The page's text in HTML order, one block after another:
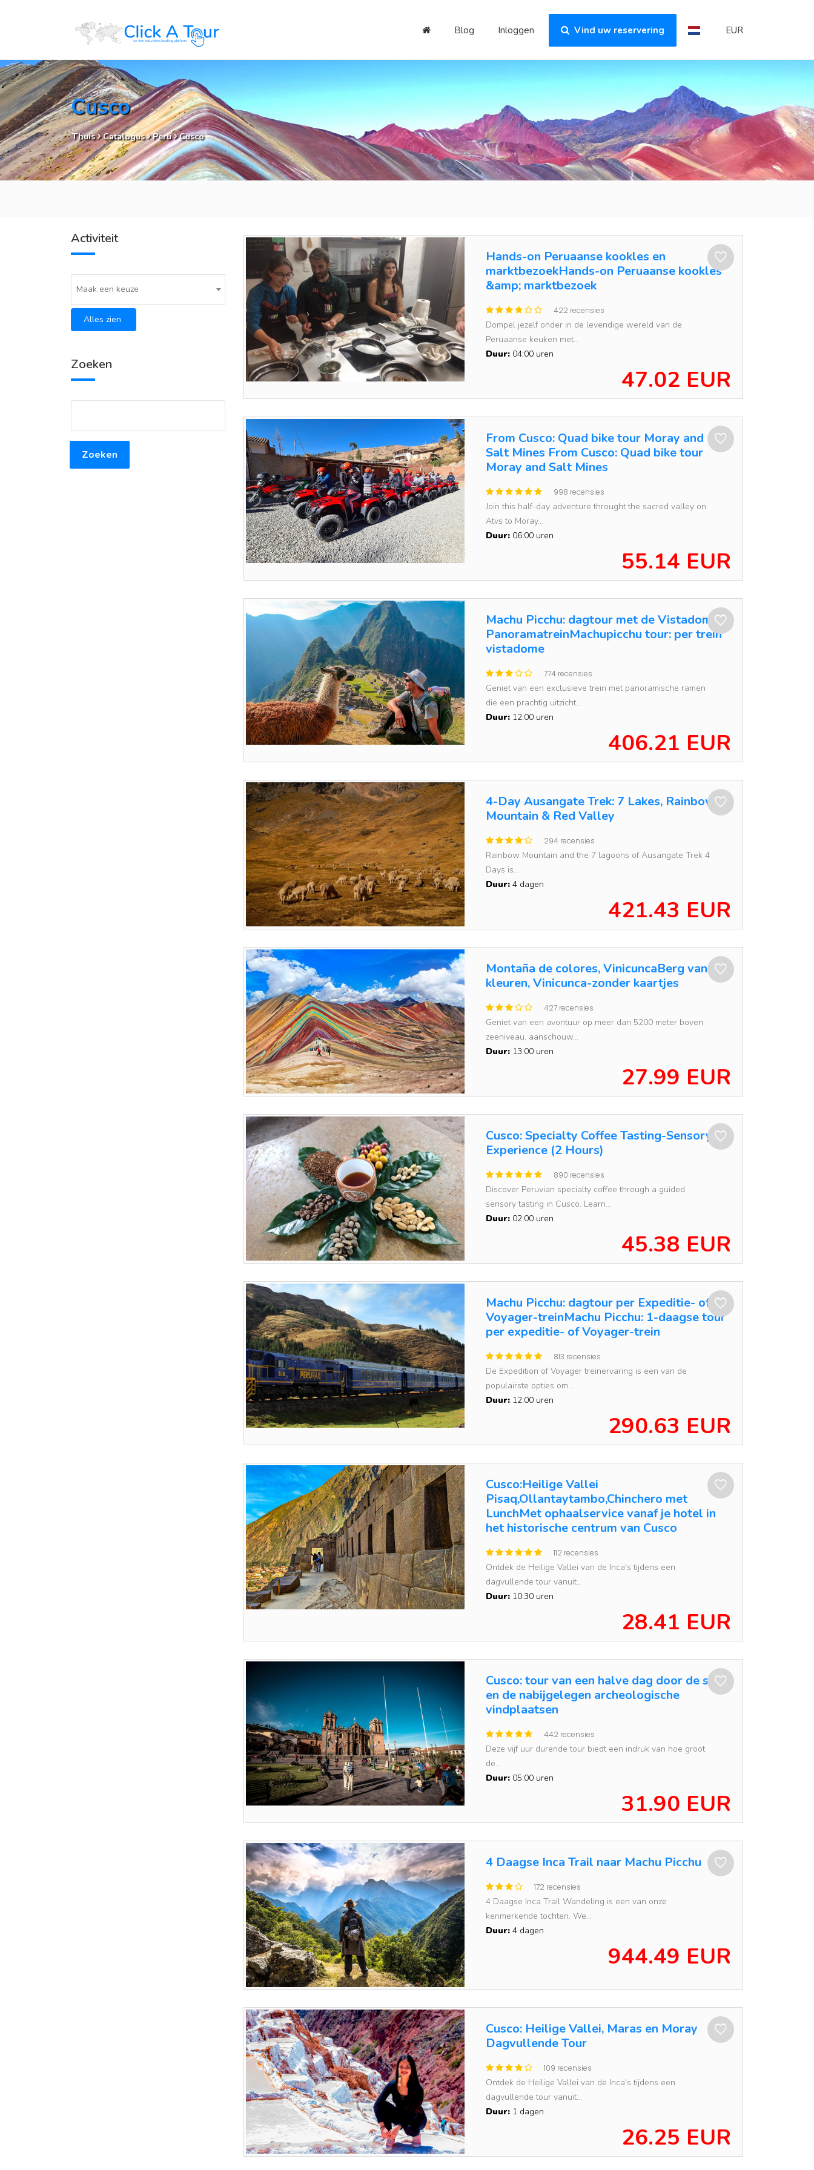
Blog Inloggen Vind uw reservering EUR
Cusco
Thuis Catalogus Peru Cusco
Activiteit
Maak een keuze
Alles zien
Zoeken
Zoeken
Hands-on Peruaanse kookles en
marktbezoekHands-on Peruaanse kookles
&amp; marktbezoek
422 recensies
Dompel jezelf onder in de levendige wereld van de
Peruaanse keuken met...
Duur: 04:00 uren
47.02 EUR
From Cusco: Quad bike tour Moray and
Salt Mines From Cusco: Quad bike tour
Moray and Salt Mines
998 recensies
Join this half-day adventure throught the sacred valley on
Atvs to Moray...
Duur: 06:00 uren
55.14 EUR
Machu Picchu: dagtour met de Vistadome
PanoramatreinMachupicchu tour: per trein
vistadome
774 recensies
Geniet van een exclusieve trein met panoramische ramen
die een prachtig uitzicht...
Duur: 12:00 uren
406.21 EUR
4-Day Ausangate Trek: 7 Lakes, Rainbow
Mountain & Red Valley
294 recensies
Rainbow Mountain and the 7 lagoons of Ausangate Trek 4
Days is...
Duur: 4 dagen
421.43 EUR
Montaña de colores, VinicuncaBerg van
kleuren, Vinicunca-zonder kaartjes
427 recensies
Geniet van een avontuur op meer dan 5200 meter boven
zeeniveau, aanschouw...
Duur: 13:00 uren
27.99 EUR
Cusco: Specialty Coffee Tasting-Sensory
Experience (2 Hours)
890 recensies
Discover Peruvian specialty coffee through a guided
sensory tasting in Cusco. Learn...
Duur: 02:00 uren
45.38 EUR
Machu Picchu: dagtour per Expeditie- of
Voyager-treinMachu Picchu: 1-daagse tour
per expeditie- of Voyager-trein
813 recensies
De Expedition of Voyager treinervaring is een van de
populairste opties om...
Duur: 12:00 uren
290.63 EUR
Cusco:Heilige Vallei
Pisaq,Ollantaytambo,Chinchero met
LunchMet ophaalservice vanaf je hotel in
het historische centrum van Cusco
112 recensies
Ontdek de Heilige Vallei van de Inca's tijdens een
dagvullende tour vanuit...
Duur: 10:30 uren
28.41 EUR
Cusco: tour van een halve dag door de stad
en de nabijgelegen archeologische
vindplaatsen
442 recensies
Deze vijf uur durende tour biedt een indruk van hoe groot
de...
Duur: 05:00 uren
31.90 EUR
4 Daagse Inca Trail naar Machu Picchu
172 recensies
4 Daagse Inca Trail Wandeling is een van onze
kenmerkende tochten. We...
Duur: 4 dagen
944.49 EUR
Cusco: Heilige Vallei, Maras en Moray
Dagvullende Tour
109 recensies
Ontdek de Heilige Vallei van de Inca's tijdens een
dagvullende tour vanuit...
Duur: 1 dagen
26.25 EUR